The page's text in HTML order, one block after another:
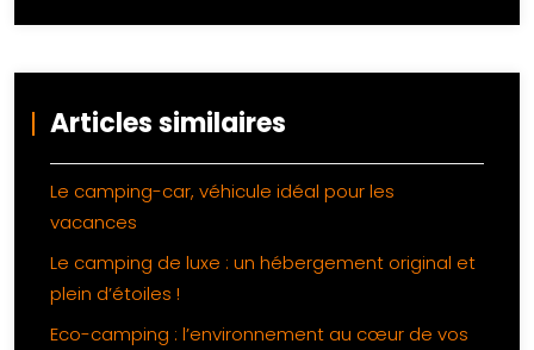
Articles similaires
Le camping-car, véhicule idéal pour les
vacances
Le camping de luxe : un hébergement original et
plein d’étoiles !
Eco-camping : l’environnement au cœur de vos